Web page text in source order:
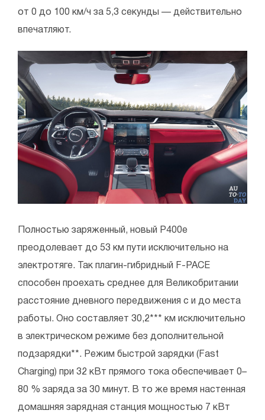
от 0 до 100 км/ч за 5,3 секунды — действительно
впечатляют.
Полностью заряженный, новый P400e
преодолевает до 53 км пути исключительно на
электротяге. Так плагин-гибридный F-PACE
способен проехать среднее для Великобритании
расстояние дневного передвижения с и до места
работы. Оно составляет 30,2*** км исключительно
в электрическом режиме без дополнительной
подзарядки**. Режим быстрой зарядки (Fast
Charging) при 32 кВт прямого тока обеспечивает 0–
80 % заряда за 30 минут. В то же время настенная
домашняя зарядная станция мощностью 7 кВт